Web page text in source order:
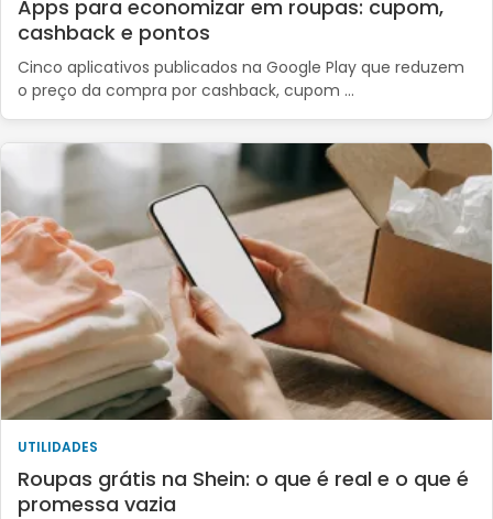
Apps para economizar em roupas: cupom,
cashback e pontos
Cinco aplicativos publicados na Google Play que reduzem
o preço da compra por cashback, cupom …
UTILIDADES
Roupas grátis na Shein: o que é real e o que é
promessa vazia